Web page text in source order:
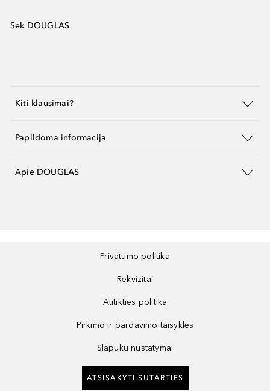
Sek DOUGLAS
Kiti klausimai?
Papildoma informacija
Apie DOUGLAS
Privatumo politika
Rekvizitai
Atitikties politika
Pirkimo ir pardavimo taisyklės
Slapukų nustatymai
ATSISAKYTI SUTARTIES